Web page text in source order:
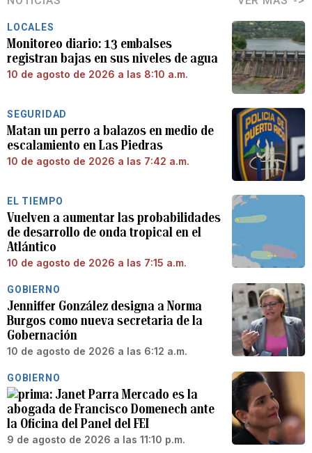
LOCALES
Monitoreo diario: 13 embalses
registran bajas en sus niveles de agua
10 de agosto de 2026 a las 8:10 a.m.
SEGURIDAD
Matan un perro a balazos en medio de
escalamiento en Las Piedras
10 de agosto de 2026 a las 7:42 a.m.
EL TIEMPO
Vuelven a aumentar las probabilidades
de desarrollo de onda tropical en el
Atlántico
10 de agosto de 2026 a las 7:15 a.m.
GOBIERNO
Jenniffer González designa a Norma
Burgos como nueva secretaria de la
Gobernación
10 de agosto de 2026 a las 6:12 a.m.
GOBIERNO
Janet Parra Mercado es la
abogada de Francisco Domenech ante
la Oficina del Panel del FEI
9 de agosto de 2026 a las 11:10 p.m.